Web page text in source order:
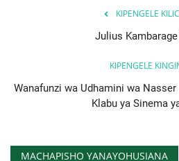
KIPENGELE
Julius
KIPENGELE
Wanafunzi wa Udhamini wa
Klabu ya Sinema
MACHAPISHO YANAYOHUSIANA